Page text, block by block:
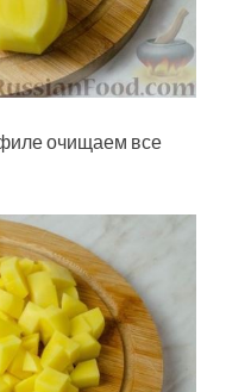
очищаем все